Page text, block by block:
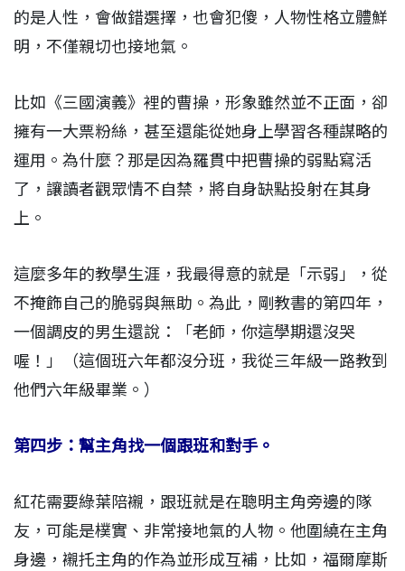
的是人性，會做錯選擇，也會犯傻，人物性格立體鮮
明，不僅親切也接地氣。
比如《三國演義》裡的曹操，形象雖然並不正面，卻
擁有一大票粉絲，甚至還能從她身上學習各種謀略的
運用。為什麼？那是因為羅貫中把曹操的弱點寫活
了，讓讀者觀眾情不自禁，將自身缺點投射在其身
上。
這麼多年的教學生涯，我最得意的就是「示弱」，從
不掩飾自己的脆弱與無助。為此，剛教書的第四年，
一個調皮的男生還說：「老師，你這學期還沒哭
喔！」（這個班六年都沒分班，我從三年級一路教到
他們六年級畢業。）
第四步：幫主角找一個跟班和對手。
紅花需要綠葉陪襯，跟班就是在聰明主角旁邊的隊
友，可能是樸實、非常接地氣的人物。他圍繞在主角
身邊，襯托主角的作為並形成互補，比如，福爾摩斯